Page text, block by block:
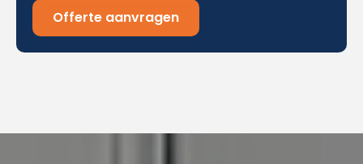
Offerte aanvragen